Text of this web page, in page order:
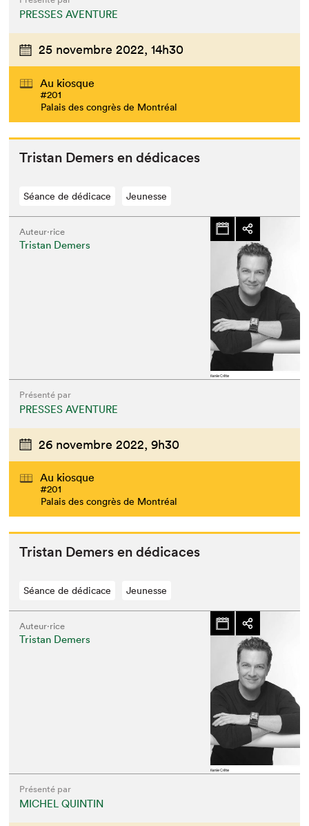
PRESSES AVENTURE
25 novembre 2022, 14h30
Au kiosque
#201
Palais des congrès de Montréal
Tris­tan Demers en dédicaces
Séance de dédicace Jeunesse
Auteur·rice
Tristan Demers
Présenté par
PRESSES AVENTURE
26 novembre 2022, 9h30
Au kiosque
#201
Palais des congrès de Montréal
Tris­tan Demers en dédicaces
Séance de dédicace Jeunesse
Auteur·rice
Tristan Demers
Présenté par
MICHEL QUINTIN